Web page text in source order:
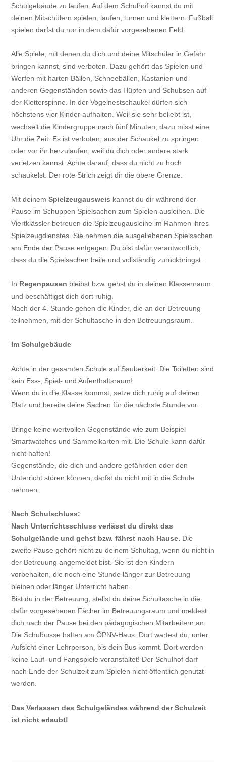
Schulgebäude zu laufen. Auf dem Schulhof kannst du mit
deinen Mitschülern spielen, laufen, turnen und klettern. Fußball
spielen darfst du nur in dem dafür vorgesehenen Feld.
Alle Spiele, mit denen du dich und deine Mitschüler in Gefahr
bringen kannst, sind verboten. Dazu gehört das Spielen und
Werfen mit harten Bällen, Schneebällen, Kastanien und
anderen Gegenständen sowie das Hüpfen und Schubsen auf
der Kletterspinne. In der Vogelnestschaukel dürfen sich
höchstens vier Kinder aufhalten. Weil sie sehr beliebt ist,
wechselt die Kindergruppe nach fünf Minuten, dazu misst eine
Uhr die Zeit. Es ist verboten, aus der Schaukel zu springen
oder vor ihr herzulaufen, weil du dich oder andere stark
verletzen kannst. Achte darauf, dass du nicht zu hoch
schaukelst. Der rote Strich zeigt dir die obere Grenze.
Mit deinemSpielzeugausweis kannst du dir während der
Pause im Schuppen Spielsachen zum Spielen ausleihen. Die
Viertklässler betreuen die Spielzeugausleihe im Rahmen ihres
Spielzeugdienstes. Sie nehmen die ausgeliehenen Spielsachen
am Ende der Pause entgegen. Du bist dafür verantwortlich,
dass du die Spielsachen heile und vollständig zurückbringst.
In Regenpausen bleibst bzw. gehst du in deinen Klassenraum
und beschäftigst dich dort ruhig.
Nach der 4. Stunde gehen die Kinder, die an der Betreuung
teilnehmen, mit der Schultasche in den Betreuungsraum.
Im Schulgebäude
Achte in der gesamten Schule auf Sauberkeit. Die Toiletten sind
kein Ess-, Spiel- und Aufenthaltsraum!
Wenn du in die Klasse kommst, setze dich ruhig auf deinen
Platz und bereite deine Sachen für die nächste Stunde vor.
Bringe keine wertvollen Gegenstände wie zum Beispiel
Smartwatches und Sammelkarten mit. Die Schule kann dafür
nicht haften!
Gegenstände, die dich und andere gefährden oder den
Unterricht stören können, darfst du nicht mit in die Schule
nehmen.
Nach Schulschluss:
Nach Unterrichtsschluss verlässt du direkt das
Schulgelände und gehst bzw. fährst nach Hause. Die
zweite Pause gehört nicht zu deinem Schultag, wenn du nicht in
der Betreuung angemeldet bist. Sie ist den Kindern
vorbehalten, die noch eine Stunde länger zur Betreuung
bleiben oder länger Unterricht haben.
Bist du in der Betreuung, stellst du deine Schultasche in die
dafür vorgesehenen Fächer im Betreuungsraum und meldest
dich nach der Pause bei den pädagogischen Mitarbeitern an.
Die Schulbusse halten am ÖPNV-Haus. Dort wartest du, unter
Aufsicht einer Lehrperson, bis dein Bus kommt. Dort werden
keine Lauf- und Fangspiele veranstaltet! Der Schulhof darf
nach Ende der Schulzeit zum Spielen nicht öffentlich genutzt
werden.
Das Verlassen des Schulgeländes während der Schulzeit
ist nicht erlaubt!